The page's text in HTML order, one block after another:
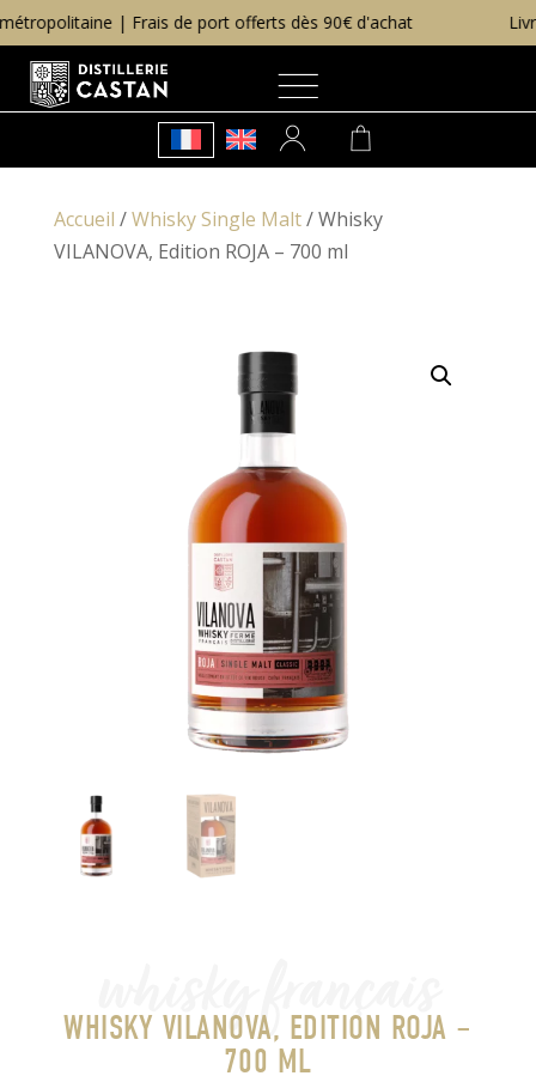
| Frais de port offerts dès 90€ d'achat
Accueil /Whisky Single Malt/ Whisky
VILANOVA, Edition ROJA – 700 ml
whisky français
WHISKY VILANOVA, EDITION ROJA –
700 ML